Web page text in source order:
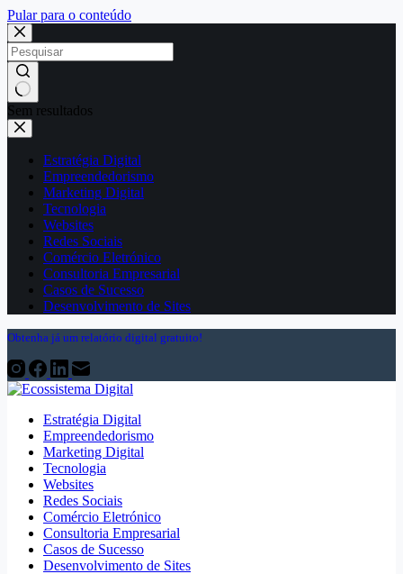
Pular para o conteúdo
Sem resultados
Estratégia Digital
Empreendedorismo
Marketing Digital
Tecnologia
Websites
Redes Sociais
Comércio Eletrónico
Consultoria Empresarial
Casos de Sucesso
Desenvolvimento de Sites
Obtenha já um relatório digital gratuito!
Estratégia Digital
Empreendedorismo
Marketing Digital
Tecnologia
Websites
Redes Sociais
Comércio Eletrónico
Consultoria Empresarial
Casos de Sucesso
Desenvolvimento de Sites